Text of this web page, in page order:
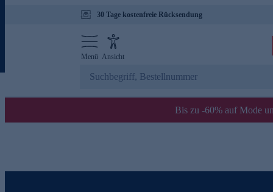
30 Tage kostenfreie Rücksendung
Menü Ansicht
Bis zu -60% auf Mode